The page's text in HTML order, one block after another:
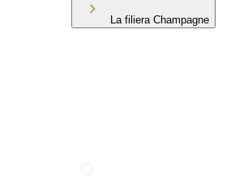
La filiera Champagne